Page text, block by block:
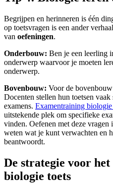
Begrijpen en herinneren is één
op toetsvragen is een ander
van oefeningen.
Onderbouw: Ben je een leerling
onderwerp waarvoor je moeten
onderwerp.
Bovenbouw: Voor de
Docenten stellen hun toetsen vaak
examens. Examentraining biologie
uitstekende plek om specifieke
vinden. Oefenen met deze vragen
weten wat je kunt verwachten en
beantwoordt.
De strategie voor het
biologie toets